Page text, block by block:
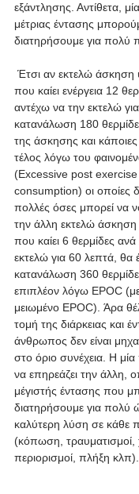
εξάντλησης. Αντίθετα,
μέτριας έντασης
διατηρήσουμε για
που καίει ενέργεια 12
αντέχω να την εκτελώ
κατανάλωση 180
της άσκησης και
τέλος λόγω του
(Excessive post
consumption) οι οποίες
πολλές όσες μπορεί να
την άλλη εκτελώ άσκηση
που καίει 6 θερμίδες
εκτελώ για 60 λεπτά, θα
κατανάλωση 360
επιπλέον λόγω EPOC
μειωμένο EPOC). Άρα
τομή της διάρκειας και
άνθρωπος δεν είναι
στο όριο συνέχεια. Η
να επηρεάζει την άλλη,
μέγιστής έντασης που
διατηρήσουμε για πολύ
καλύτερη λύση σε κάθε
(κόπωση, τραυματισμοί,
περιορισμοί, πλήξη κλπ).